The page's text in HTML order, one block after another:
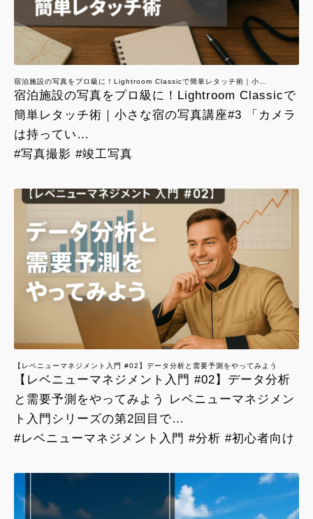
宿泊施設の写真をプロ級に！Lightroom Classicで簡単レタッチ術｜小…
宿泊施設の写真をプロ級に！Lightroom Classicで
簡単レタッチ術｜小さな宿の写真講座#3 「カメラ
は持ってい…
#写真撮影 #竣工写真
【レベニューマネジメント入門 #02】データ分析と需要予測をやってみよう
【レベニューマネジメント入門 #02】データ分析
と需要予測をやってみよう レベニューマネジメン
ト入門シリーズの第2回目で…
#レベニューマネジメント入門 #分析 #初心者向け